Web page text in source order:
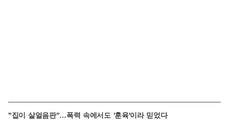
"집이 살얼음판"…폭력 속에서도 '훈육'이라 믿었다